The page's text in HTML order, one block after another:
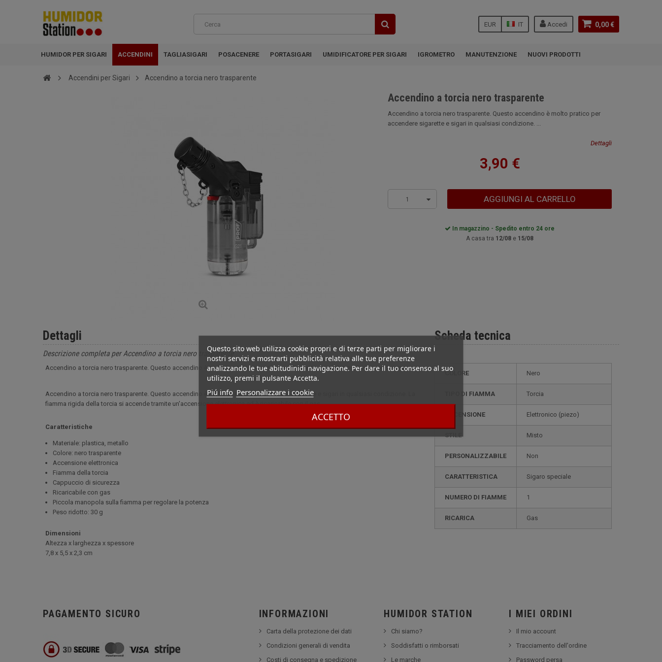
0,00 €
Accedi
IT
EUR
HUMIDOR PER SIGARI ACCENDINI TAGLIASIGARI POSACENERE PORTASIGARI UMIDIFICATORE PER SIGARI IGROMETRO MANUTENZIONE NUOVI PRODOTTI
Questo sito web utilizza cookie propri e di terze parti per migliorare i
nostri servizi e mostrarti pubblicità relativa alle tue preferenze
analizzando le tue abitudinidi navigazione. Per dare il tuo consenso al suo
utilizzo, premi il pulsante Accetta.
Piú info Personalizzare i cookie
ACCETTO
Accendini per Sigari Accendino a torcia nero trasparente
Accendino a torcia nero trasparente
Accendino a torcia nero trasparente. Questo accendino è molto pratico per
accendere sigarette e sigari in qualsiasi condizione. ...
Dettagli
3,90 €
1 AGGIUNGI AL CARRELLO
In magazzino - Spedito entro 24 ore
A casa tra 12/08 e 15/08
Scheda tecnica
COLORE Nero
TIPO DI FIAMMA Torcia
ACCENSIONE elettronico (piezo)
STILE misto
PERSONALIZZABILE non
CARATTERISTICA sigaro speciale
NUMERO DI FIAMME 1
RICARICA gas
Dettagli
Descrizione completa per Accendino a torcia nero trasparente
Accendino a torcia nero trasparente. Questo accendino è molto pratico per accendere sigarette e sigari in qualsiasi condizione.
Accendino a torcia nero trasparente. Questo accendino è molto pratico per accendere sigarette e sigari in qualsiasi condizione. La
fiamma rigida della torcia si accende tramite un'accensione elettronica ed è ricaricabile con il gas.
Caratteristiche
Materiale: plastica, metallo
Colore: nero trasparente
Accensione elettronica
Fiamma della torcia
Cappuccio di sicurezza
Ricaricabile con gas
Piccola manopola sulla fiamma per regolare la potenza
Peso ridotto: 30 g
Dimensioni
Altezza x larghezza x spessore
7,8 x 5,5 x 2,3 cm
PAGAMENTO SICURO INFORMAZIONI
Carta della protezione dei dati
Condizioni generali di vendita
Costi di consegna e spedizione
HUMIDOR STATION
Chi siamo?
Soddisfatti o rimborsati
Le marche
I MIEI ORDINI
Il mio account
Tracciamento dell'ordine
Password persa